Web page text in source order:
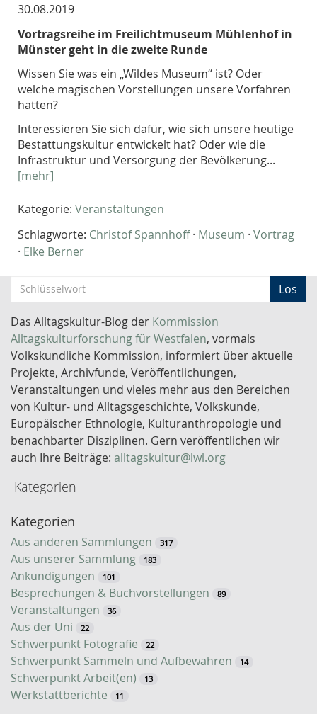
30.08.2019
Vortragsreihe im Freilichtmuseum Mühlenhof in
Münster geht in die zweite Runde
Wissen Sie was ein „Wildes Museum“ ist? Oder
welche magischen Vorstellungen unsere Vorfahren
hatten?
Interessieren Sie sich dafür, wie sich unsere heutige
Bestattungskultur entwickelt hat? Oder wie die
Infrastruktur und Versorgung der Bevölkerung...
[mehr]
Kategorie: Veranstaltungen
Schlagworte: Christof Spannhoff· Museum · Vortrag
· Elke Berner
c
h
l
ü
s
s
e
l
w
o
S
u
c
h
e
Los
Das Alltagskultur-Blog der Kommission
Alltagskulturforschung für Westfalen, vormals
Volkskundliche Kommission, informiert über aktuelle
Projekte, Archivfunde, Veröffentlichungen,
Veranstaltungen und vieles mehr aus den Bereichen
von Kultur- und Alltagsgeschichte, Volkskunde,
Europäischer Ethnologie, Kulturanthropologie und
benachbarter Disziplinen. Gern veröffentlichen wir
auch Ihre Beiträge: alltagskultur@lwl.org
Kategorien
Kategorien
Aus anderen Sammlungen 317
Aus unserer Sammlung 183
Ankündigungen 101
Besprechungen & Buchvorstellungen 89
Veranstaltungen 36
Aus der Uni 22
Schwerpunkt Fotografie 22
Schwerpunkt Sammeln und Aufbewahren 14
Schwerpunkt Arbeit(en) 13
Werkstattberichte 11